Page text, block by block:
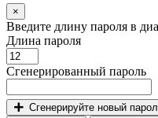
×
Введите длину пароля в
Длина пароля
Сгенерированный пароль
Сгенерируйте новый